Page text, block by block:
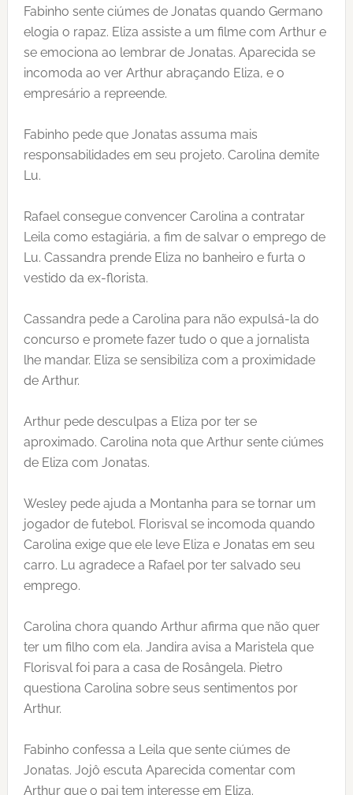
Fabinho sente ciúmes de Jonatas quando Germano
elogia o rapaz. Eliza assiste a um filme com Arthur e
se emociona ao lembrar de Jonatas. Aparecida se
incomoda ao ver Arthur abraçando Eliza, e o
empresário a repreende.
Fabinho pede que Jonatas assuma mais
responsabilidades em seu projeto. Carolina demite
Lu.
Rafael consegue convencer Carolina a contratar
Leila como estagiária, a fim de salvar o emprego de
Lu. Cassandra prende Eliza no banheiro e furta o
vestido da ex-florista.
Cassandra pede a Carolina para não expulsá-la do
concurso e promete fazer tudo o que a jornalista
lhe mandar. Eliza se sensibiliza com a proximidade
de Arthur.
Arthur pede desculpas a Eliza por ter se
aproximado. Carolina nota que Arthur sente ciúmes
de Eliza com Jonatas.
Wesley pede ajuda a Montanha para se tornar um
jogador de futebol. Florisval se incomoda quando
Carolina exige que ele leve Eliza e Jonatas em seu
carro. Lu agradece a Rafael por ter salvado seu
emprego.
Carolina chora quando Arthur afirma que não quer
ter um filho com ela. Jandira avisa a Maristela que
Florisval foi para a casa de Rosângela. Pietro
questiona Carolina sobre seus sentimentos por
Arthur.
Fabinho confessa a Leila que sente ciúmes de
Jonatas. Jojô escuta Aparecida comentar com
Arthur que o pai tem interesse em Eliza.